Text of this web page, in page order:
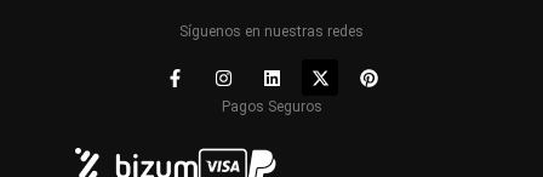
Síguenos en nuestras redes
Pagos Seguros